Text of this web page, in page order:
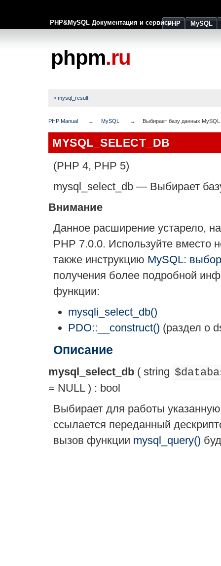
PHP&MySQL Документация и сервисыPHP MySQL
phpm.ru
« mysql_result
PHP Manual MySQL Выбирает базу данных MySQL
MYSQL_SELECT_DB
(PHP 4, PHP 5)
mysql_select_db — Выбирает
Внимание
Данное расширение устарело,
PHP 7.0.0. Используйте вместо
также инструкцию MySQL:
получения более подробной
функции:
mysqli_select_db()
PDO::__construct() (раздел о
Описание
mysql_select_db ( string
= NULL) : bool
Выбирает для работы
ссылается переданный
вызов функции mysql_query()